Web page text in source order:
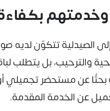
وخدمتهم
الصيدلية تتكوّن لديه
والترحيب، بل
عن مستحضر تجميلي
عن الخدمة المقدمة.